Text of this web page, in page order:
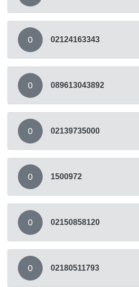
0 02124163343
0 089613043892
0 02139735000
0 1500972
0 02150858120
0 02180511793